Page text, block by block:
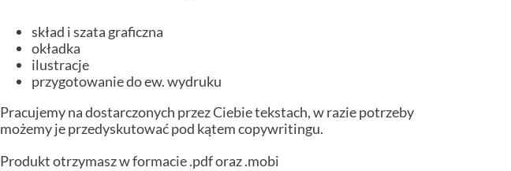
skład i szata graficzna
okładka
ilustracje
przygotowanie do ew. wydruku
Pracujemy na dostarczonych przez Ciebie tekstach, w razie potrzeby
możemy je przedyskutować pod kątem copywritingu.
Produkt otrzymasz w formacie .pdf oraz .mobi